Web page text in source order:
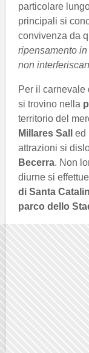
particolare
principali si
convivenza da
ripensamento
non
Per il carnevale
si trovino nella
territorio del
Millares Sall
ed
attrazioni si
Becerra. Non
diurne si
di Santa
parco dello